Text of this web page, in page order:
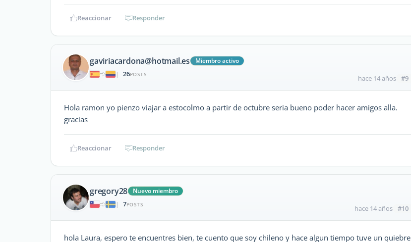
Reaccionar Responder
gaviriacardona@hotmail.es
Miembro activo
|
26POSTS hace 14 años #9
Hola ramon yo pienzo viajar a estocolmo a partir de octubre seria bueno poder hacer amigos alla.
gracias
Reaccionar Responder
gregory28
Nuevo miembro
|
7POSTS hace 14 años #10
hola Laura, espero te encuentres bien, te cuento que soy chileno y hace algun tiempo tuve un quiebre